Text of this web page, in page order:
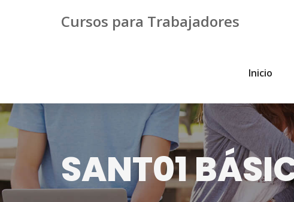
Cursos para Trabajadores
Inicio
SANT01